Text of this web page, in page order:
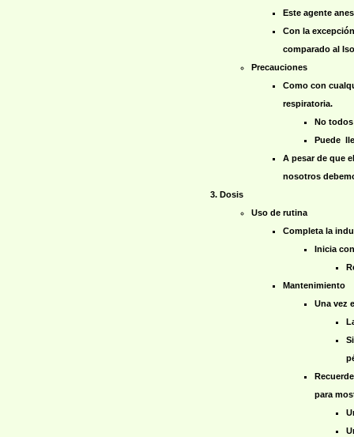
Este agente
Con la
comparado al
Precauciones
Como con
respiratoria.
No
Puede
A pesar de que
nosotros
Dosis
Uso de rutina
Completa la
Inicia
Mantenimiento
Una vez
para